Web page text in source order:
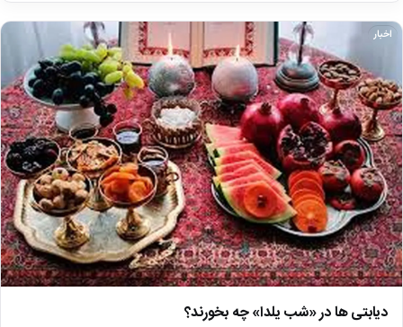
اخبار
دیابتی ها در «شب یلدا» چه بخورند؟